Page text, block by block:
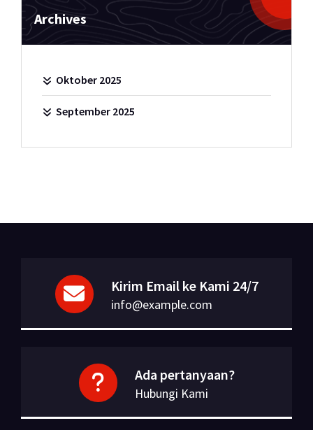
Archives
Oktober 2025
September 2025
Kirim Email ke Kami 24/7
info@example.com
Ada pertanyaan?
Hubungi Kami